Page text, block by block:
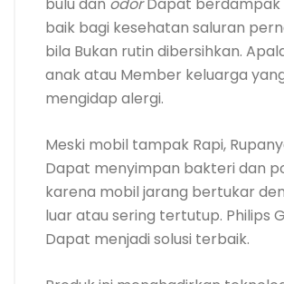
luar atau sering tertutup. Philips
Dapat menjadi solusi terbaik.
Produk ini menghadirkan
purifierBuat mobil yang terdiri
menyaring hingga 125 partikel
dan membunuh bakteri di
mobil hanya dalam 6 menit!
Pre filter Buat menangkap